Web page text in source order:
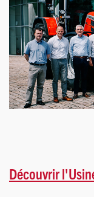
Découvrir